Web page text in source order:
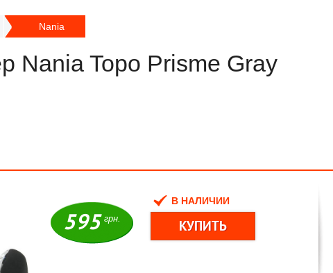
Nania
Nania Topo Prisme Gray
595 грн.
В НАЛИЧИИ